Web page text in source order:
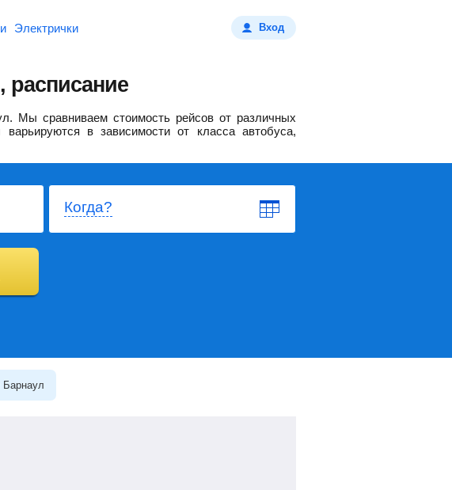
Электрички Вход
Мы сравниваем стоимость рейсов от различных
в зависимости от класса автобуса,
Когда?
Барнаул